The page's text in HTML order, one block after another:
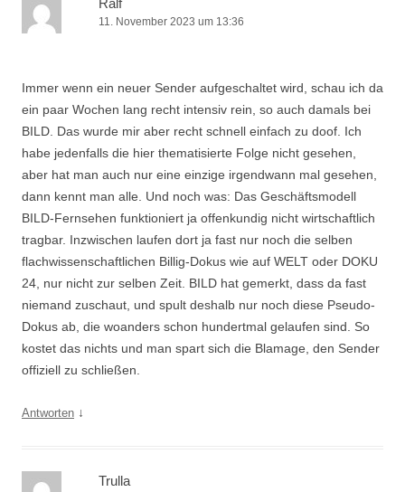
Ralf
11. November 2023 um 13:36
Immer wenn ein neuer Sender aufgeschaltet wird, schau ich da
ein paar Wochen lang recht intensiv rein, so auch damals bei
BILD. Das wurde mir aber recht schnell einfach zu doof. Ich
habe jedenfalls die hier thematisierte Folge nicht gesehen,
aber hat man auch nur eine einzige irgendwann mal gesehen,
dann kennt man alle. Und noch was: Das Geschäftsmodell
BILD-Fernsehen funktioniert ja offenkundig nicht wirtschaftlich
tragbar. Inzwischen laufen dort ja fast nur noch die selben
flachwissenschaftlichen Billig-Dokus wie auf WELT oder DOKU
24, nur nicht zur selben Zeit. BILD hat gemerkt, dass da fast
niemand zuschaut, und spult deshalb nur noch diese Pseudo-
Dokus ab, die woanders schon hundertmal gelaufen sind. So
kostet das nichts und man spart sich die Blamage, den Sender
offiziell zu schließen.
Antworten ↓
Trulla